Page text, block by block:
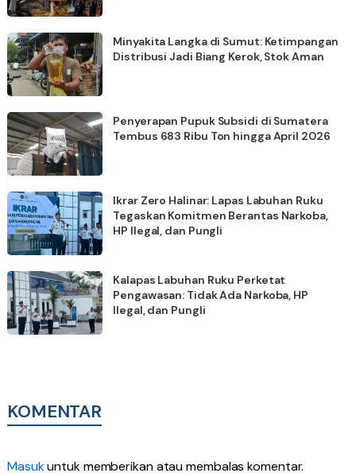
Minyakita Langka di Sumut: Ketimpangan
Distribusi Jadi Biang Kerok, Stok Aman
Penyerapan Pupuk Subsidi di Sumatera
Tembus 683 Ribu Ton hingga April 2026
Ikrar Zero Halinar: Lapas Labuhan Ruku
Tegaskan Komitmen Berantas Narkoba,
HP Ilegal, dan Pungli
Kalapas Labuhan Ruku Perketat
Pengawasan: Tidak Ada Narkoba, HP
Ilegal, dan Pungli
KOMENTAR
Masukuntuk memberikan atau membalas komentar.